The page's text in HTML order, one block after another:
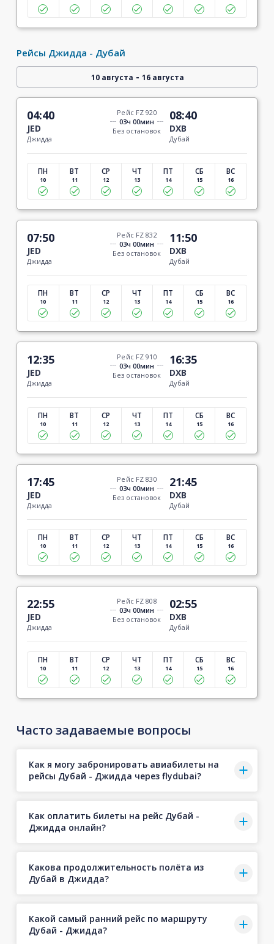
Рейсы Джидда - Дубай
10 августа - 16 августа
04:40
JED
Джидда
Рейс FZ 920
03ч 00мин
Без остановок
08:40
DXB
Дубай
ПН
10
ВТ
11
СР
12
ЧТ
13
ПТ
14
СБ
15
ВС
16
07:50
JED
Джидда
Рейс FZ 832
03ч 00мин
Без остановок
11:50
DXB
Дубай
ПН
10
ВТ
11
СР
12
ЧТ
13
ПТ
14
СБ
15
ВС
16
12:35
JED
Джидда
Рейс FZ 910
03ч 00мин
Без остановок
16:35
DXB
Дубай
ПН
10
ВТ
11
СР
12
ЧТ
13
ПТ
14
СБ
15
ВС
16
17:45
JED
Джидда
Рейс FZ 830
03ч 00мин
Без остановок
21:45
DXB
Дубай
ПН
10
ВТ
11
СР
12
ЧТ
13
ПТ
14
СБ
15
ВС
16
22:55
JED
Джидда
Рейс FZ 808
03ч 00мин
Без остановок
02:55
DXB
Дубай
ПН
10
ВТ
11
СР
12
ЧТ
13
ПТ
14
СБ
15
ВС
16
Часто задаваемые вопросы
Как я могу забронировать авиабилеты на
рейсы Дубай - Джидда через flydubai?
Как оплатить билеты на рейс Дубай -
Джидда онлайн?
Какова продолжительность полёта из
Дубай в Джидда?
Какой самый ранний рейс по маршруту
Дубай - Джидда?